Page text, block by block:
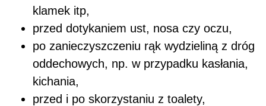
klamek itp,
przed dotykaniem ust, nosa czy oczu,
po zanieczyszczeniu rąk wydzieliną z dróg
oddechowych, np. w przypadku kasłania,
kichania,
przed i po skorzystaniu z toalety,